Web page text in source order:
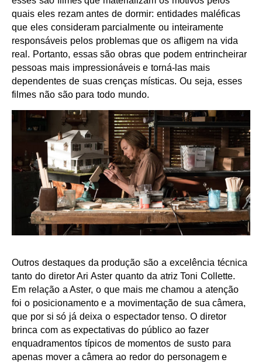
quais eles rezam antes de dormir: entidades maléficas
que eles consideram parcialmente ou inteiramente
responsáveis pelos problemas que os afligem na vida
real. Portanto, essas são obras que podem entrincheirar
pessoas mais impressionáveis e torná-las mais
dependentes de suas crenças místicas. Ou seja, esses
filmes não são para todo mundo.
Outros destaques da produção são a excelência técnica
tanto do diretor Ari Aster quanto da atriz Toni Collette.
Em relação a Aster, o que mais me chamou a atenção
foi o posicionamento e a movimentação de sua câmera,
que por si só já deixa o espectador tenso. O diretor
brinca com as expectativas do público ao fazer
enquadramentos típicos de momentos de susto para
apenas mover a câmera ao redor do personagem e